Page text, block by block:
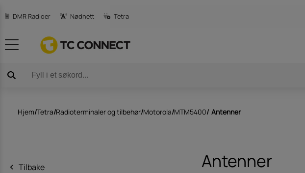
DMR Radioer Nødnett Tetra
Produktkataloger
Hjem/Tetra/Radioterminaler og tilbehør/Motorola/MTM5400/ Antenner
Tilbake Antenner